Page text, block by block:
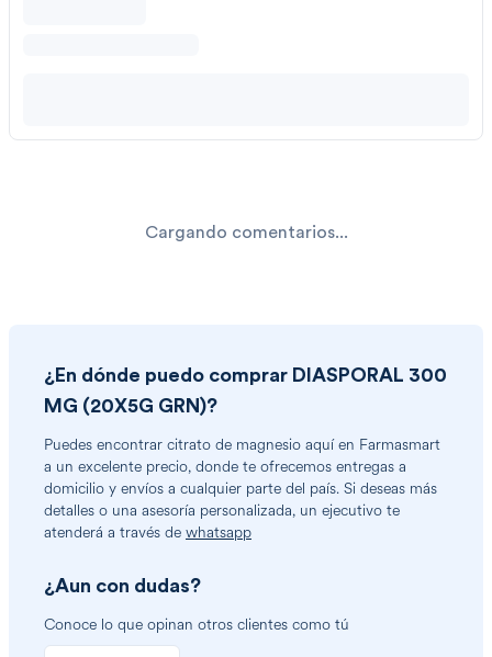
Cargando comentarios...
¿En dónde puedo comprar DIASPORAL 300
MG (20X5G GRN)?
Puedes encontrar citrato de magnesio aquí en Farmasmart
a un excelente precio, donde te ofrecemos entregas a
domicilio y envíos a cualquier parte del país. Si deseas más
detalles o una asesoría personalizada, un ejecutivo te
atenderá a través de whatsapp
¿Aun con dudas?
Conoce lo que opinan otros clientes como tú